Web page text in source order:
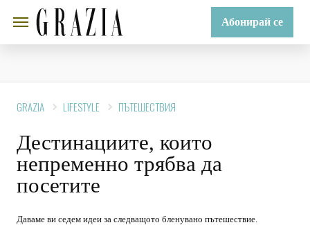
Абонирай се
GRAZIA LIFESTYLE ПЪТЕШЕСТВИЯ
Дестинациите, които
непременно трябва да
посетите
Даваме ви седем идеи за следващото бленувано пътешествие.